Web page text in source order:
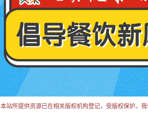
本站所提供资源已在相关版权机构登记，受版权保护。